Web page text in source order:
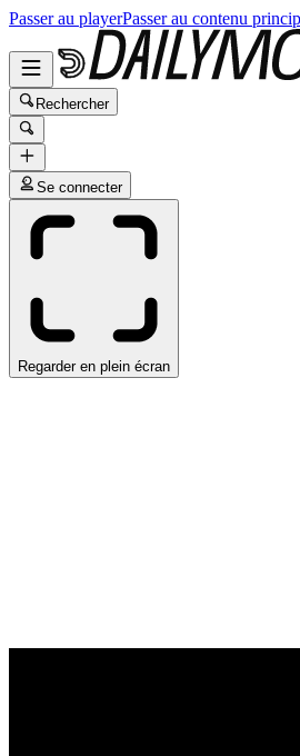
Passer au playerPasser au contenu
Rechercher
Se connecter
Regarder en plein écran